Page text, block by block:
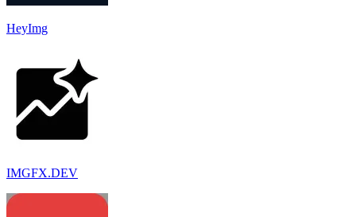
HeyImg
IMGFX.DEV